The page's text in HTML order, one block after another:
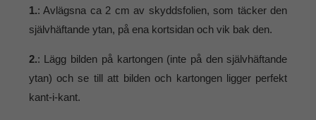
1.: Avlägsna ca 2 cm av skyddsfolien, som täcker den
självhäftande ytan, på ena kortsidan och vik bak den.
2.: Lägg bilden på kartongen (inte på den självhäftande
ytan) och se till att bilden och kartongen ligger perfekt
kant-i-kant.